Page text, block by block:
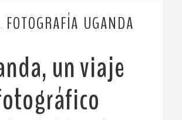
FOTOGRAFÍA UGANDA
un viaje